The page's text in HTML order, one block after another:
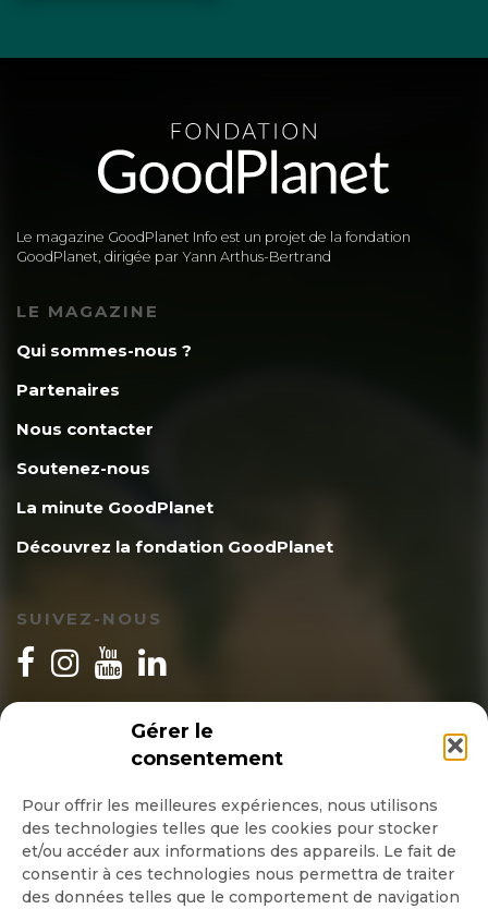
Gérer le
consentement
Pour offrir les meilleures expériences, nous utilisons
des technologies telles que les cookies pour stocker
et/ou accéder aux informations des appareils. Le fait de
consentir à ces technologies nous permettra de traiter
des données telles que le comportement de navigation
Le magazine GoodPlanet Info est un projet de la fondation
GoodPlanet, dirigée par Yann Arthus-Bertrand
LE MAGAZINE
Qui sommes-nous ?
Partenaires
Nous contacter
Soutenez-nous
La minute GoodPlanet
Découvrez la fondation GoodPlanet
SUIVEZ-NOUS
INSCRIPTION NEWSLETTER
Quotidienne
Hebdo